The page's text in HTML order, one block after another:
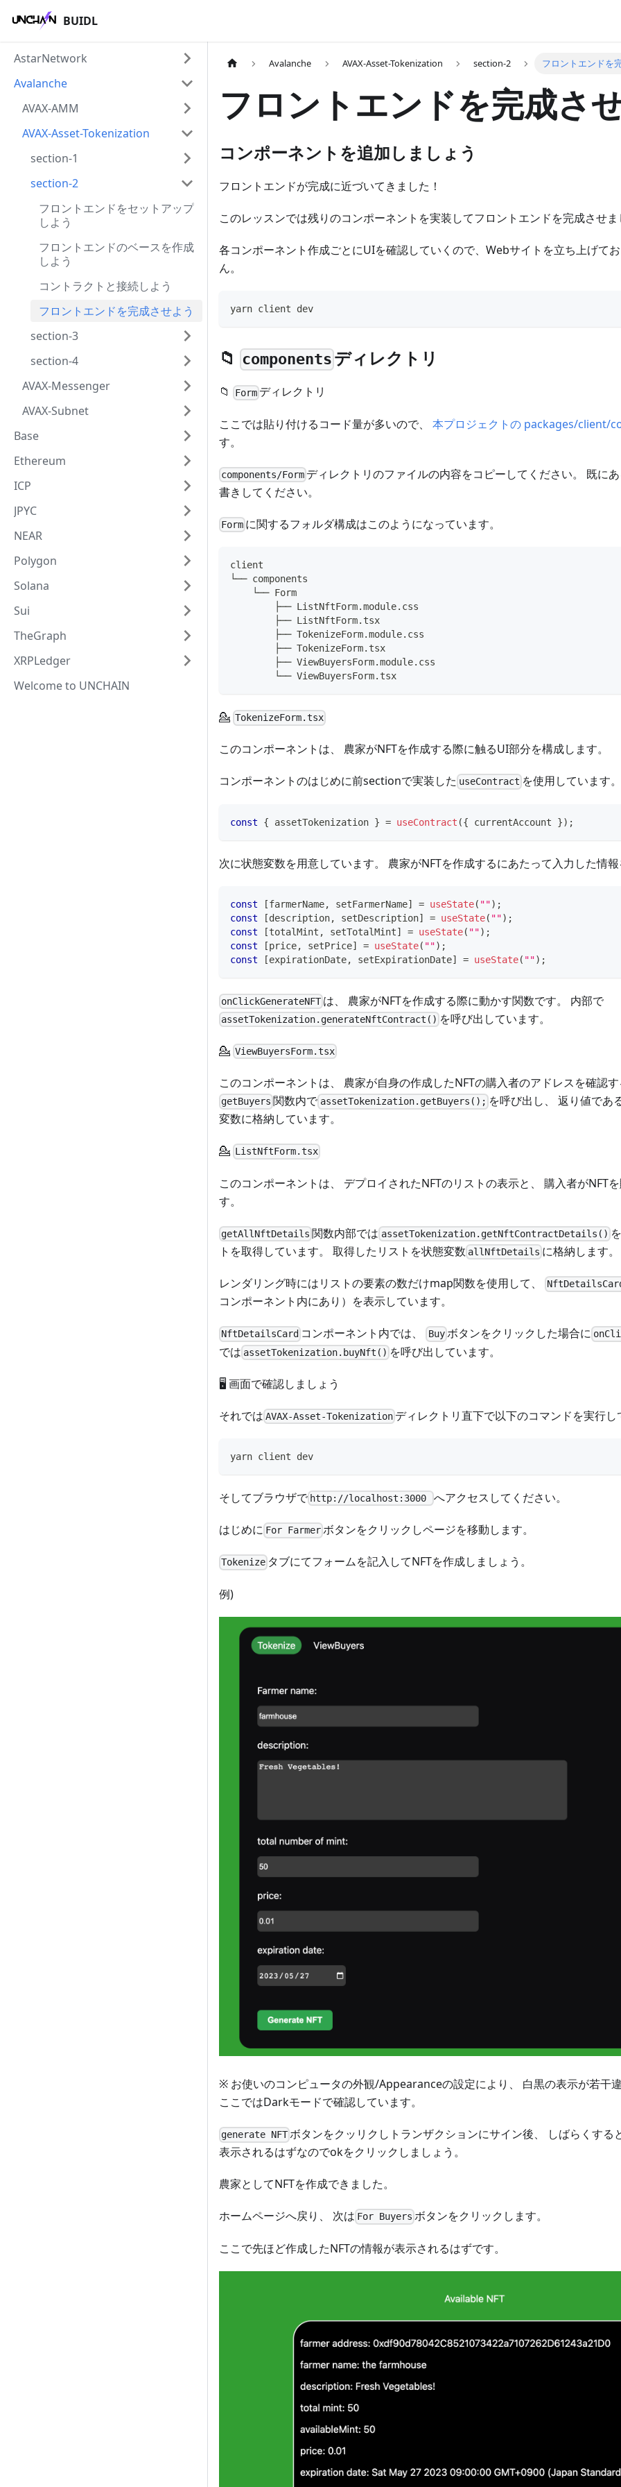
BUIDL
AstarNetwork
Avalanche
AVAX-AMM
AVAX-Asset-Tokenization
section-1
section-2
フロントエンドをセットアップ
しよう
フロントエンドのベースを作成
しよう
コントラクトと接続しよう
フロントエンドを完成させよう
section-3
section-4
AVAX-Messenger
AVAX-Subnet
Base
Ethereum
ICP
JPYC
NEAR
Polygon
Solana
Sui
TheGraph
XRPLedger
Welcome to UNCHAIN
Avalanche AVAX-Asset-Tokenization section-2 フロントエンドを
フロントエンドを完成さ
コンポーネントを追加しましょう
フロントエンドが完成に近づいてきました！
このレッスンでは残りのコンポーネントを実装してフロントエンドを完成させま
各コンポーネント作成ごとにUIを確認していくので、Webサイトを立ち上げて
ん。
yarn client dev
📁 components ディレクトリ
📁 Form ディレクトリ
ここでは貼り付けるコード量が多いので、 本プロジェクトの packages/client/
す。
components/Form ディレクトリのファイルの内容をコピーしてください。 既に
書きしてください。
Form に関するフォルダ構成はこのようになっています。
client
└── components
    └── Form
        ├── ListNftForm.module.css
        ├── ListNftForm.tsx
        ├── TokenizeForm.module.css
        ├── TokenizeForm.tsx
        ├── ViewBuyersForm.module.css
        └── ViewBuyersForm.tsx
💁 TokenizeForm.tsx
このコンポーネントは、 農家がNFTを作成する際に触るUI部分を構成します。
コンポーネントのはじめに前sectionで実装した useContract を使用しています。
const { assetTokenization } = useContract ({ currentAccount }) ;
次に状態変数を用意しています。 農家がNFTを作成するにあたって入力した情報
const [farmerName, setFarmerName] = useState( "") ;
const
[description, setDescription] = useState( "") ;
const
[totalMint , setTotalMint] = useState( "") ;
const
[price, setPrice] = useState( "") ;
const
[expirationDate, setExpirationDate] = useState( "") ;
onClickGenerateNFT は、 農家がNFTを作成する際に動かす関数です。 内部で
assetTokenization.generateNftContract() を呼び出しています。
💁 ViewBuyersForm.tsx
このコンポーネントは、 農家が自身の作成したNFTの購入者のアドレスを確認す
getBuyers 関数内で assetTokenization.getBuyers(); を呼び出し、 返り値であ
変数に格納しています。
💁 ListNftForm.tsx
このコンポーネントは、 デプロイされたNFTのリストの表示と、 購入者がNFT
す。
getAllNftDetails 関数内部では assetTokenization.getNftContractDetails()
トを取得しています。 取得したリストを状態変数 allNftDetails に格納します。
レンダリング時にはリストの要素の数だけmap関数を使用して、
コンポーネント内にあり）を表示しています。
NftDetailsCard コンポーネント内では、 Buyボタンをクリックした場合に
では assetTokenization.buyNft() を呼び出しています。
🖥️ 画面で確認しましょう
それでは AVAX-Asset-Tokenization ディレクトリ直下で以下のコマンドを実行し
yarn client dev
そしてブラウザで http://localhost:3000 へアクセスしてください。
はじめに For Farmer ボタンをクリックしページを移動します。
Tokenize タブにてフォームを記入してNFTを作成しましょう。
例)
※ お使いのコンピュータの外観/Appearanceの設定により、 白黒の表示が若干違
ここではDarkモードで確認しています。
generate NFTボタンをクッリクしトランザクションにサイン後、 しばらくする
表示されるはずなのでokをクリックしましょう。
農家としてNFTを作成できました。
ホームページへ戻り、 次は For Buyers ボタンをクリックします。
ここで先ほど作成したNFTの情報が表示されるはずです。